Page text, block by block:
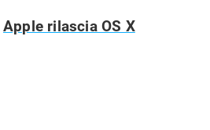
Apple rilascia OS X